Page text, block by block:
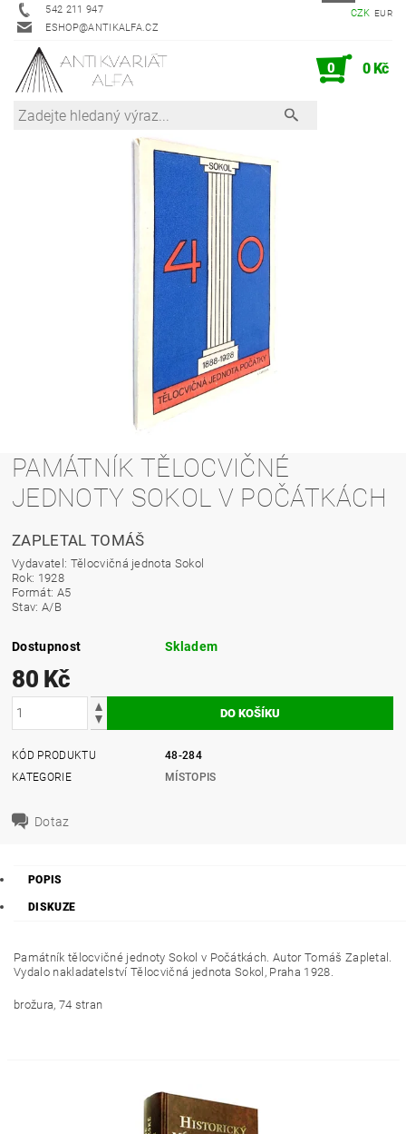
542 211 947
ESHOP@ANTIKALFA.CZ
CZK EUR
0 0 Kč
PAMÁTNÍK TĚLOCVIČNÉ
JEDNOTY SOKOL V POČÁTKÁCH
ZAPLETAL TOMÁŠ
Vydavatel: Tělocvičná jednota Sokol
Rok: 1928
Formát: A5
Stav: A/B
Dostupnost Skladem
80 Kč
KÓD PRODUKTU
48-284
KATEGORIE
MÍSTOPIS
Dotaz
POPIS
DISKUZE
Památník tělocvičné jednoty Sokol v Počátkách. Autor Tomáš Zapletal.
Vydalo nakladatelství Tělocvičná jednota Sokol, Praha 1928.
brožura, 74 stran